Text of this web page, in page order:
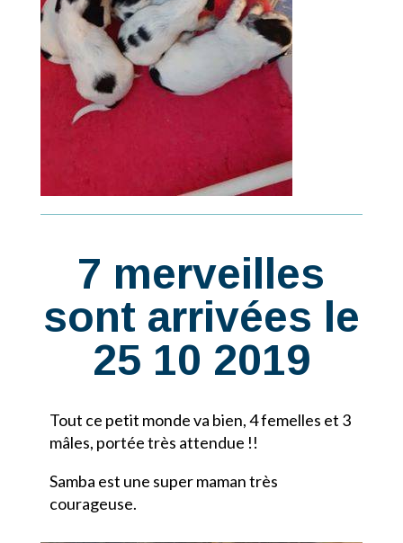
7 merveilles
sont arrivées le
25 10 2019
Tout ce petit monde va bien, 4 femelles et 3
mâles, portée très attendue !!
Samba est une super maman très
courageuse.